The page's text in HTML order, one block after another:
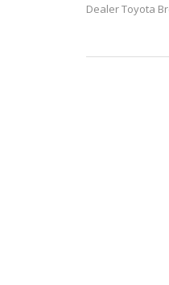
Dealer Toyota